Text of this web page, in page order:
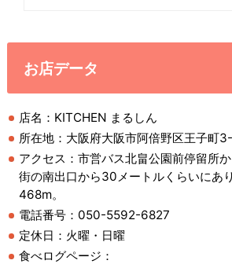
お店データ
店名：KITCHEN まるしん
所在地：大阪府大阪市阿倍野区王子町
アクセス：市営バス北畠公園前停留所
街の南出口から30メートルくらいにあ
468m。
電話番号：050-5592-6827
定休日：火曜・日曜
食べログページ：